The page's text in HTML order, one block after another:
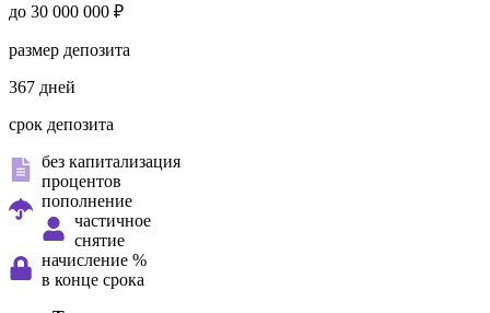
до 30 000 000 ₽
размер депозита
367 дней
срок депозита
без капитализация
процентов
пополнение
частичное
снятие
начисление %
в конце срока